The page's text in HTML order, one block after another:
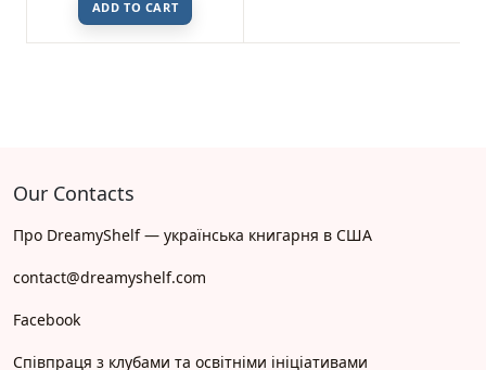
ADD TO CART
Our Contacts
Про DreamyShelf — українська книгарня в США
contact@dreamyshelf.com
Facebook
Співпраця з клубами та освітніми ініціативами